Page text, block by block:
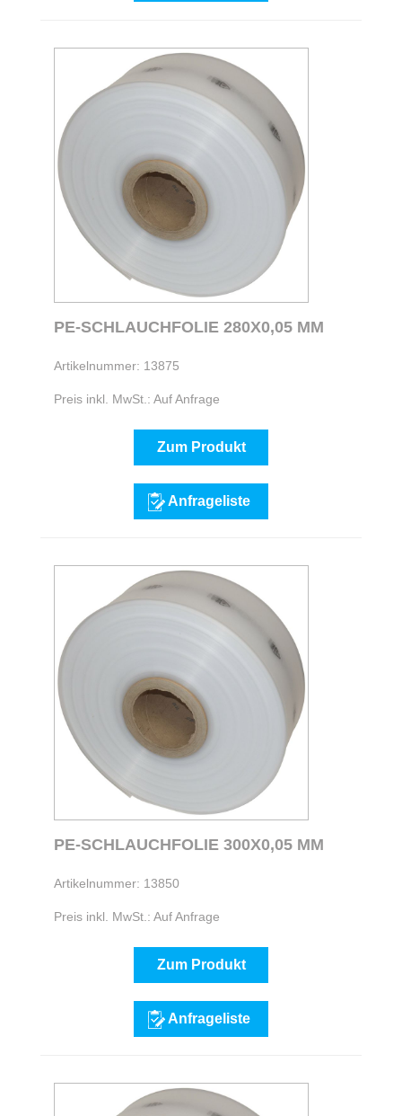
PE-SCHLAUCHFOLIE 280X0,05 MM
Artikelnummer: 13875
Preis inkl. MwSt.: Auf Anfrage
Zum Produkt
Anfrageliste
PE-SCHLAUCHFOLIE 300X0,05 MM
Artikelnummer: 13850
Preis inkl. MwSt.: Auf Anfrage
Zum Produkt
Anfrageliste